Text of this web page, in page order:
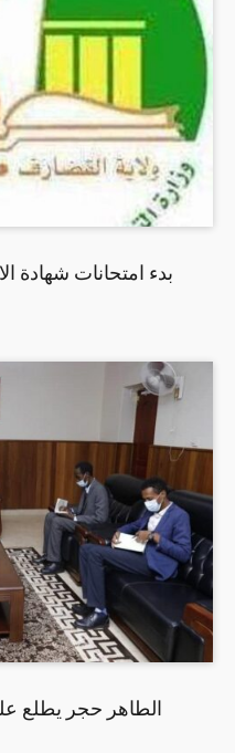
بدء امتحانات شهادة
الطاهر حجر يطلع